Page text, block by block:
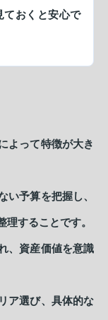
ておくと安心で
よって特徴が大き
い予算を把握し、
することです。
、資産価値を意識
ア選び、具体的な